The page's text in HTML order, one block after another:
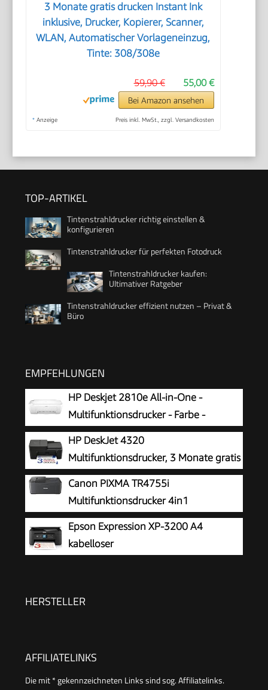
3 Monate gratis drucken Instant Ink
inklusive, Drucker, Kopierer, Scanner,
WLAN, Automatischer Vorlageneinzug,
Tinte: 308/308e
55,00 €
59,90 €
Bei Amazon ansehen
* Anzeige Preis inkl. MwSt., zzgl. Versandkosten
TOP-ARTIKEL
Tintenstrahldrucker richtig einstellen &
konfigurieren
Tintenstrahldrucker für perfekten Fotodruck
Tintenstrahldrucker kaufen:
Ultimativer Ratgeber
Tintenstrahldrucker effizient nutzen – Privat &
Büro
EMPFEHLUNGEN
HP Deskjet 2810e All-in-One -
Multifunktionsdrucker - Farbe -
Tintenstrahl - 216 x 297 mm (Original)
- A4/Legal (Medien) - bis zu 7.5 Seiten/Min.
(Drucken) - 60 Blatt - USB 2.0, Bluetooth, Wi-
Fi(n)
HP DeskJet 4320
Multifunktionsdrucker, 3 Monate gratis
drucken Instant Ink inklusive, Drucker,
Kopierer, Scanner, WLAN, Automatischer
Vorlageneinzug, Tinte: 308/308e
Canon PIXMA TR4755i
Multifunktionsdrucker 4in1
(Tintenstrahl, Drucken, Kopieren, Scannen,
Faxen, A4, WLAN, Apple AirPrint, 20 Blatt ADF,
Duplexdruck, kompatibel mit Pixma Print Plan
Epson Expression XP-3200 A4
kabelloser
HERSTELLER
AFFILIATELINKS
Die mit * gekennzeichneten Links sind sog. Affiliatelinks.